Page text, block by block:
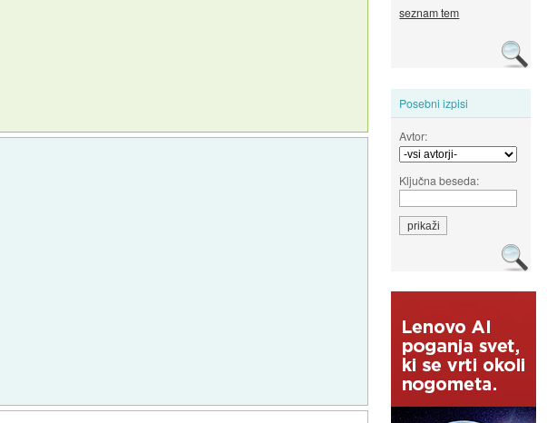
seznam tem
Posebni izpisi
Avtor:
Ključna beseda: